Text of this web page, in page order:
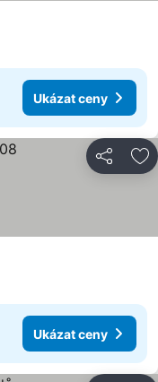
Ukázat ceny
Sdílet
Ukázat ceny